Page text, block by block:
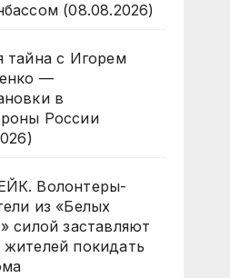
(08.08.2026)
тайна с Игорем
—
в
России
Волонтеры-
из «Белых
силой заставляют
покидать